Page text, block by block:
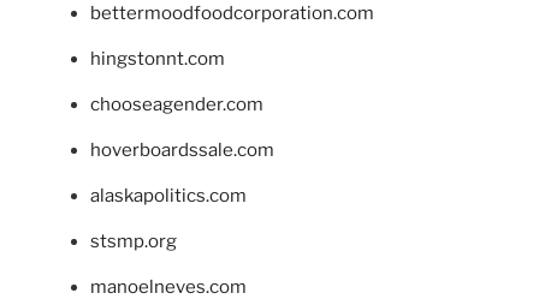
bettermoodfoodcorporation.com
hingstonnt.com
chooseagender.com
hoverboardssale.com
alaskapolitics.com
stsmp.org
manoelneves.com